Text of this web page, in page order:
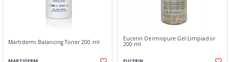
Martiderm Balancing Toner 200 ml Eucerin Dermopure Gel Limpiador
200 ml